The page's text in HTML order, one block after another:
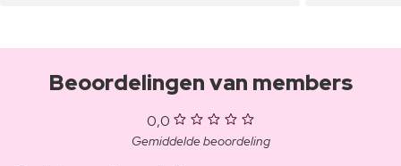
Beoordelingen van members
0,0
Gemiddelde beoordeling